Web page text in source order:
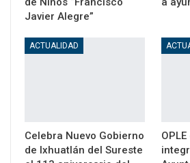
Javier Alegre”
ACTUALIDAD
Celebra Nuevo Gobierno
de Ixhuatlán del Sureste